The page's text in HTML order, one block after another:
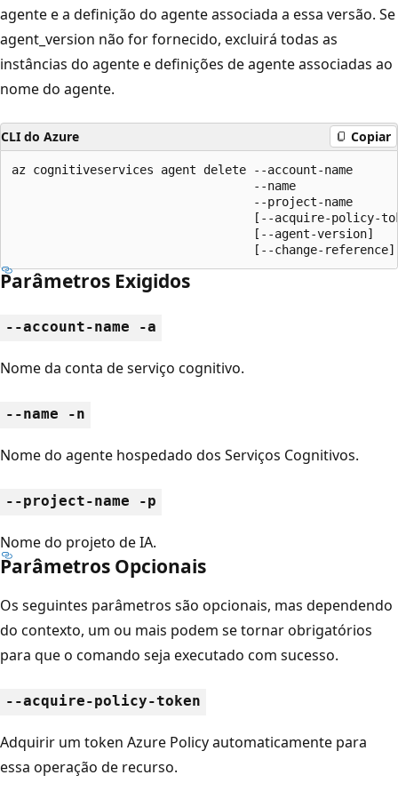
agente e a definição do agente associada a essa versão. Se
agent_version não for fornecido, excluirá todas as
instâncias do agente e definições de agente associadas ao
nome do agente.
CLI do Azure Copiar
az cognitiveservices agent delete --account-name
                                  --name
                                  --project-name
[--acquire-policy-
                                  [--agent-version]
                                  [--change-reference]
Parâmetros Exigidos
--account-name -a
Nome da conta de serviço cognitivo.
--name -n
Nome do agente hospedado dos Serviços Cognitivos.
--project-name -p
Nome do projeto de IA.
Parâmetros Opcionais
Os seguintes parâmetros são opcionais, mas dependendo
do contexto, um ou mais podem se tornar obrigatórios
para que o comando seja executado com sucesso.
--acquire-policy-token
Adquirir um token Azure Policy automaticamente para
essa operação de recurso.